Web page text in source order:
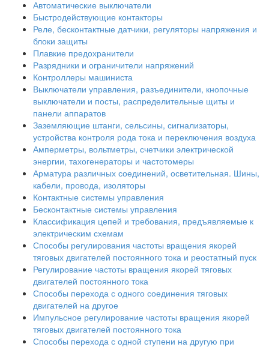
Автоматические выключатели
Быстродействующие контакторы
Реле, бесконтактные датчики, регуляторы напряжения и
блоки защиты
Плавкие предохранители
Разрядники и ограничители напряжений
Контроллеры машиниста
Выключатели управления, разъединители, кнопочные
выключатели и посты, распределительные щиты и
панели аппаратов
Заземляющие штанги, сельсины, сигнализаторы,
устройства контроля рода тока и переключения воздуха
Амперметры, вольтметры, счетчики электрической
энергии, тахогенераторы и частотомеры
Арматура различных соединений, осветительная. Шины,
кабели, провода, изоляторы
Контактные системы управления
Бесконтактные системы управления
Классификация цепей и требования, предъявляемые к
электрическим схемам
Способы регулирования частоты вращения якорей
тяговых двигателей постоянного тока и реостатный пуск
Регулирование частоты вращения якорей тяговых
двигателей постоянного тока
Способы перехода с одного соединения тяговых
двигателей на другое
Импульсное регулирование частоты вращения якорей
тяговых двигателей постоянного тока
Способы перехода с одной ступени на другую при